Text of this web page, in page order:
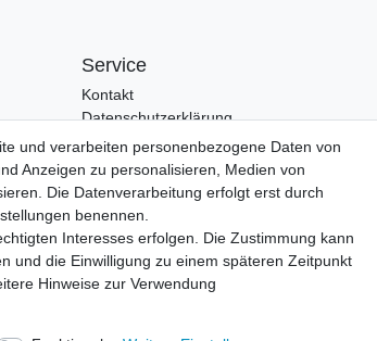
Service
Kontakt
Datenschutzerklärung
© Copyright 2026 | Alle Rechte vorbehalten.
und verarbeiten personenbezogene Daten von
Anzeigen zu personalisieren, Medien von
Die Datenverarbeitung erfolgt erst durch
benennen.
Interesses erfolgen. Die Zustimmung kann
und die Einwilligung zu einem späteren Zeitpunkt
Hinweise zur Verwendung